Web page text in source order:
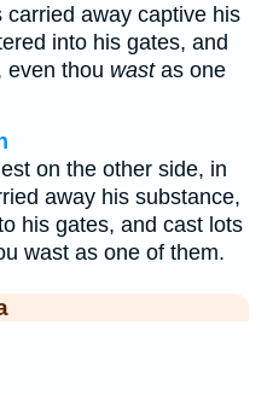
away captive his
into his gates, and
even thou wastas one
on the other side, in
away his substance,
his gates, and cast lots
wast as one of them.